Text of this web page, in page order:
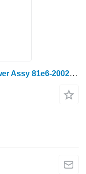
Hyundai Robex 130lc-3 Roller Lower Assy 81e6-2002; 82e6-2201; 82e6-2202 81E6-2002 rodillo inferior